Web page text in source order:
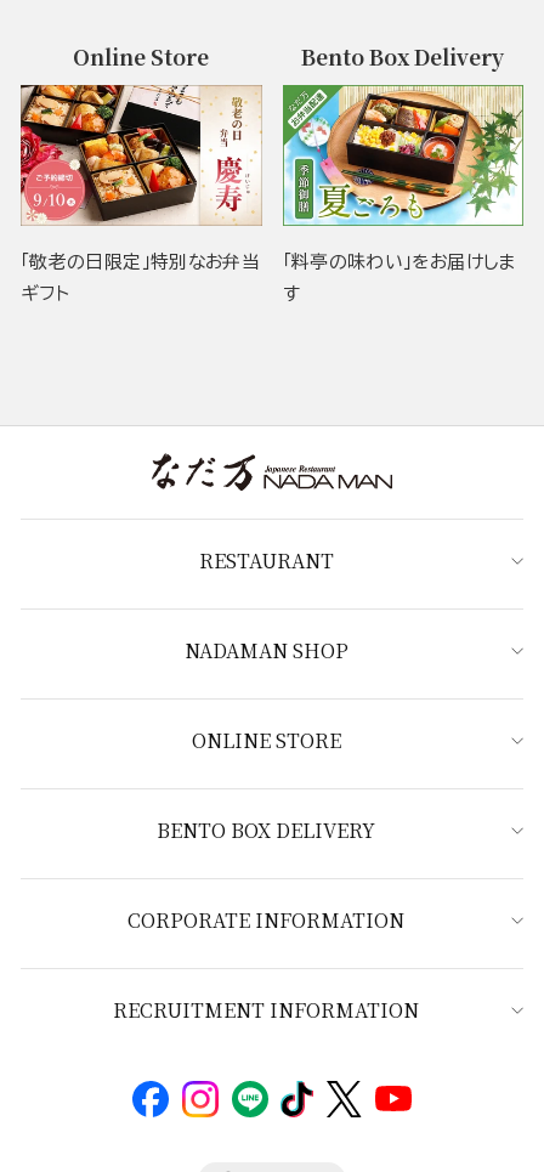
Online Store
「敬老の日限定」特別なお弁当
ギフト
Bento Box Delivery
「料亭の味わい」をお届けしま
す
RESTAURANT
NADAMAN SHOP
ONLINE STORE
BENTO BOX DELIVERY
CORPORATE INFORMATION
RECRUITMENT INFORMATION